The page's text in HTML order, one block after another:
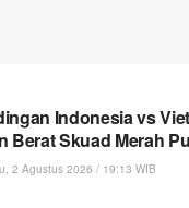
Indonesia vs
Berat Skuad Merah
2 Agustus 2026 / 19:13 WIB